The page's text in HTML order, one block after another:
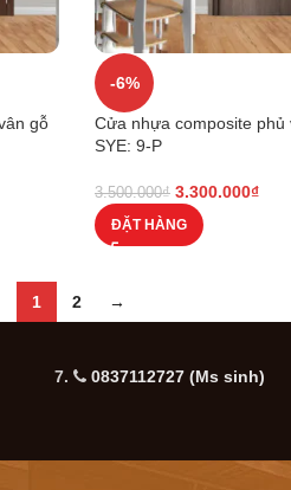
gỗ
-6%
Cửa nhựa composite phủ
SYE: 9-P
3.500.000₫ 3.300.000₫
ĐẶT HÀNG
1 2 →
7. 0837112727 (Ms sinh)